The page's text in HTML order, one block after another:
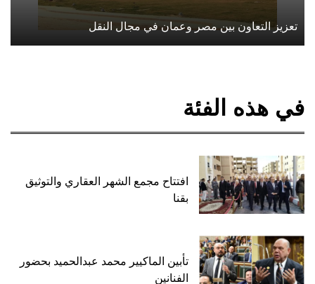
تعزيز التعاون بين مصر وعمان في مجال النقل
في هذه الفئة
افتتاح مجمع الشهر العقاري والتوثيق
بقنا
تأبين الماكيير محمد عبدالحميد بحضور
الفنانين